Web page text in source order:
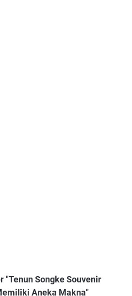
"Tenun Songke Souvenir
Aneka Makna"